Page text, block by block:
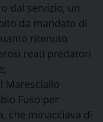
dal servizio, un
da mandato di
ritenuto
reati predatori
Maresciallo
Fuso per
che minacciava di